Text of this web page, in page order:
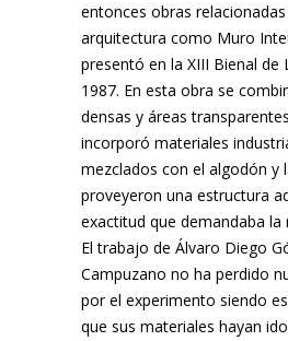
entonces obras
arquitectura como Muro
presentó en la XIII Bienal de
1987. En esta obra se
densas y áreas
incorporó materiales
mezclados con el algodón y
proveyeron una estructura
exactitud que demandaba la
El trabajo de Álvaro Diego
Campuzano no ha perdido
por el experimento siendo
que sus materiales hayan